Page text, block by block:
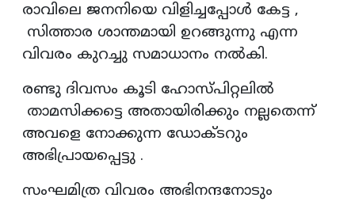
രാവിലെ ജനനിയെ വിളിച്ചപ്പോൾ കേട്ട ,
സിത്താര ശാന്തമായി ഉറങ്ങുന്നു എന്ന
വിവരം കുറച്ചു സമാധാനം നൽകി.
രണ്ടു ദിവസം കൂടി ഹോസ്പിറ്റലിൽ
താമസിക്കട്ടെ അതായിരിക്കും നല്ലതെന്ന്
അവളെ നോക്കുന്ന ഡോക്ടറും
അഭിപ്രായപ്പെട്ടു .
സംഘമിത്ര വിവരം അഭിനന്ദനോടും